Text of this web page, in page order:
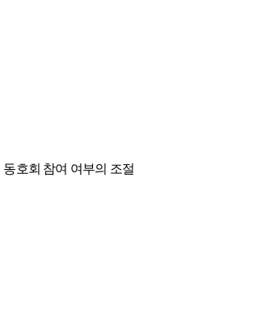
동호회 참여 여부의 조절